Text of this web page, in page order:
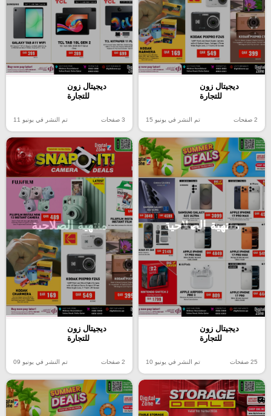
ديجيتال زون
للتجارة
2 صفحات تم النشر في يونيو 15
ديجيتال زون
للتجارة
3 صفحات تم النشر في يونيو 11
منتهية الصلاحية
ديجيتال زون
للتجارة
25 صفحات تم النشر في يونيو 10
منتهية الصلاحية
ديجيتال زون
للتجارة
2 صفحات تم النشر في يونيو 09